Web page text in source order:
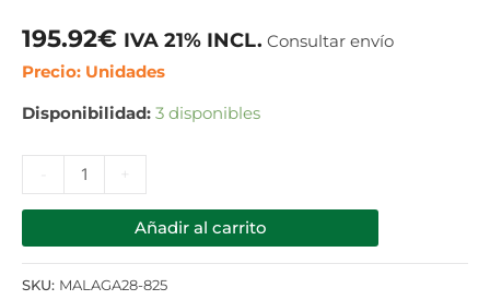
195.92€ IVA 21% INCL. Consultar envío
Precio: Unidades
Disponibilidad: 3 disponibles
+
Añadir al carrito
SKU: MALAGA28-825